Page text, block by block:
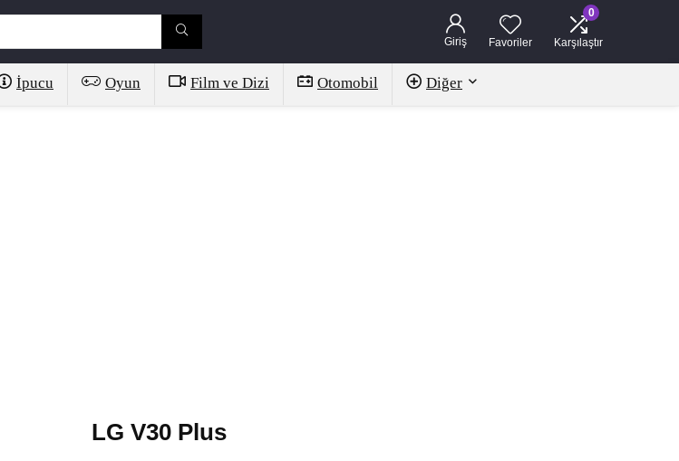
Giriş Favoriler
0
Karşılaştır
İpucu Oyun Film ve Dizi Otomobil Diğer
LG V30 Plus